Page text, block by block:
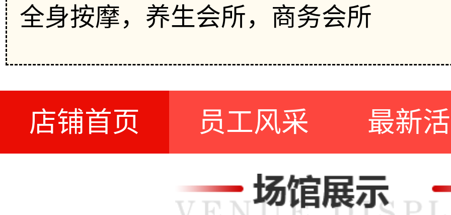
全身按摩，养生会所，商务会所
店铺首页 员工风采 最新